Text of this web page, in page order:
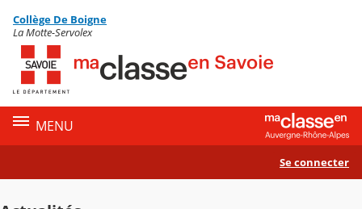
Contenu
Collège De Boigne
La Motte-Servolex
MENU
Se connecter